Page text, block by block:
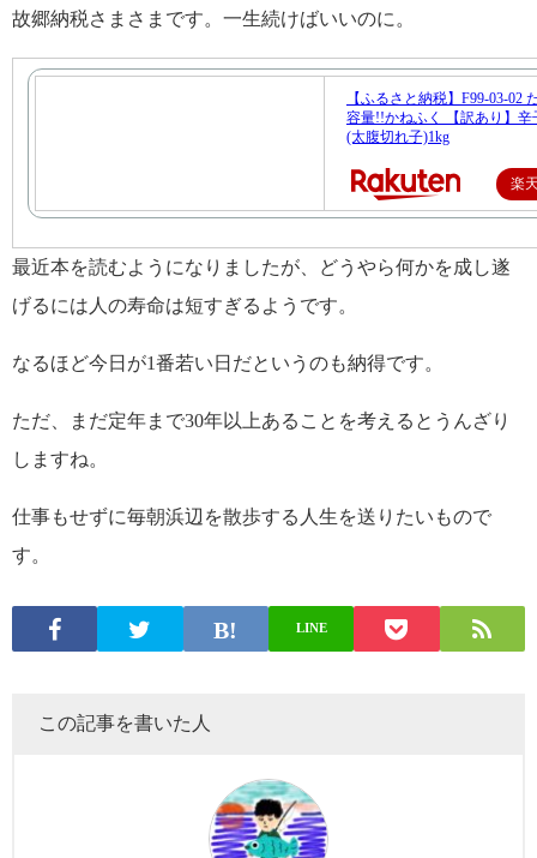
故郷納税さまさまです。一生続けばいいのに。
【ふるさと納税】F99-03-02
容量!!かねふく 【訳あり】辛
(太腹切れ子)1kg
楽
最近本を読むようになりましたが、どうやら何かを成し遂
げるには人の寿命は短すぎるようです。
なるほど今日が1番若い日だというのも納得です。
ただ、まだ定年まで30年以上あることを考えるとうんざり
しますね。
仕事もせずに毎朝浜辺を散歩する人生を送りたいもので
す。
LINE
この記事を書いた人